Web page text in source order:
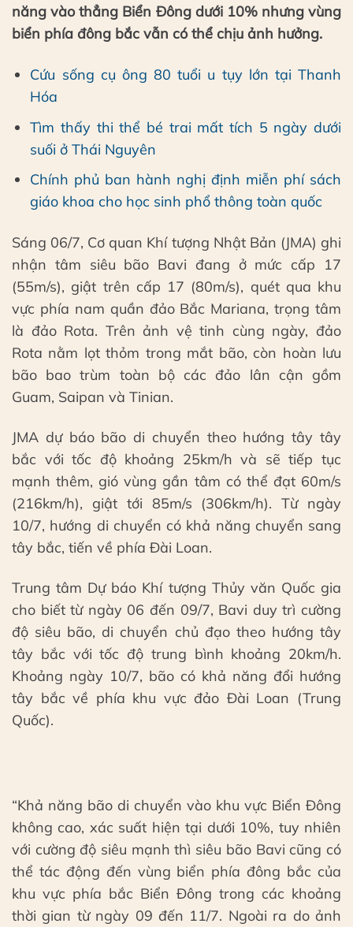
năng vào thẳng Biển Đông dưới 10% nhưng vùng
biển phía đông bắc vẫn có thể chịu ảnh hưởng.
Cứu sống cụ ông 80 tuổi u tụy lớn tại Thanh
Hóa
Tìm thấy thi thể bé trai mất tích 5 ngày dưới
suối ở Thái Nguyên
Chính phủ ban hành nghị định miễn phí sách
giáo khoa cho học sinh phổ thông toàn quốc
Sáng 06/7, Cơ quan Khí tượng Nhật Bản (JMA) ghi
nhận tâm siêu bão Bavi đang ở mức cấp 17
(55m/s), giật trên cấp 17 (80m/s), quét qua khu
vực phía nam quần đảo Bắc Mariana, trọng tâm
là đảo Rota. Trên ảnh vệ tinh cùng ngày, đảo
Rota nằm lọt thỏm trong mắt bão, còn hoàn lưu
bão bao trùm toàn bộ các đảo lân cận gồm
Guam, Saipan và Tinian.
JMA dự báo bão di chuyển theo hướng tây tây
bắc với tốc độ khoảng 25km/h và sẽ tiếp tục
mạnh thêm, gió vùng gần tâm có thể đạt 60m/s
(216km/h), giật tới 85m/s (306km/h). Từ ngày
10/7, hướng di chuyển có khả năng chuyển sang
tây bắc, tiến về phía Đài Loan.
Trung tâm Dự báo Khí tượng Thủy văn Quốc gia
cho biết từ ngày 06 đến 09/7, Bavi duy trì cường
độ siêu bão, di chuyển chủ đạo theo hướng tây
tây bắc với tốc độ trung bình khoảng 20km/h.
Khoảng ngày 10/7, bão có khả năng đổi hướng
tây bắc về phía khu vực đảo Đài Loan (Trung
Quốc).
“Khả năng bão di chuyển vào khu vực Biển Đông
không cao, xác suất hiện tại dưới 10%, tuy nhiên
với cường độ siêu mạnh thì siêu bão Bavi cũng có
thể tác động đến vùng biển phía đông bắc của
khu vực phía bắc Biển Đông trong các khoảng
thời gian từ ngày 09 đến 11/7. Ngoài ra do ảnh